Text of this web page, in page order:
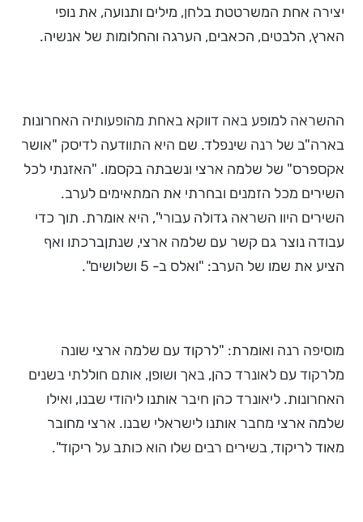
יצירה אחת המשרטטת בלחן, מילים ותנועה, את נופי
הארץ, הלבטים, הכאבים, הערגה והחלומות של אנשיה.
ההשראה למופע באה דווקא באחת מהופעותיה האחרונות
בארה"ב של רנה שינפלד. שם היא התוודעה לדיסק "אושר
אקספרס" של שלמה ארצי ונשבתה בקסמו. "האזנתי לכל
השירים מכל הזמנים ובחרתי את המתאימים לערב.
השירים היוו השראה גדולה עבורי", היא אומרת. תוך כדי
עבודה נוצר גם קשר עם שלמה ארצי, שנתןברכתו ואף
הציע את שמו של הערב: "ואלס ב- 5 ושלושים".
מוסיפה רנה ואומרת: "לרקוד עם שלמה ארצי שונה
מלרקוד עם לאונרד כהן, באך ושופן, אותם חוללתי בשנים
האחרונות. ליאונרד כהן חיבר אותנו ליהודי שבנו, ואילו
שלמה ארצי מחבר אותנו לישראלי שבנו. ארצי מחובר
מאוד לריקוד, בשירים רבים שלו הוא כותב על ריקוד".